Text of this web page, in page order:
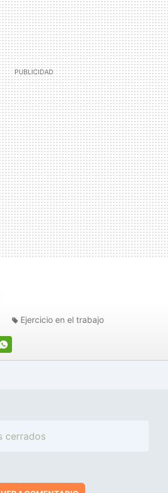
Ejercicio en el trabajo
cerrados